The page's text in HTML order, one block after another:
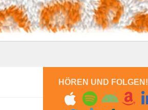
HÖREN UND FOLGEN!